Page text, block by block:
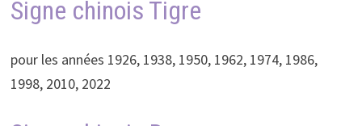
Signe chinois Tigre
pour les années 1926, 1938, 1950, 1962, 1974, 1986,
1998, 2010, 2022